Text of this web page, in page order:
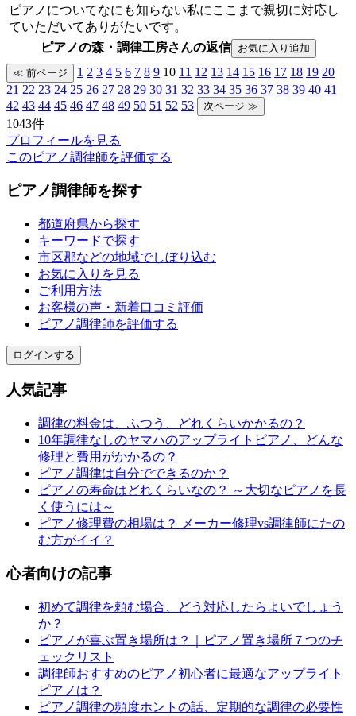
ピアノについてなにも知らない私にここまで親切に対応し
ていただいてありがたいです。
ピアノの森・調律工房さんの返信
1 2 3 4 5 6 7 8 9 10 11 12 13 14 15 16 17 18 19 20
21 22 23 24 25 26 27 28 29 30 31 32 33 34 35 36 37 38 39 40 41
42 43 44 45 46 47 48 49 50 51 52 53
1043件
プロフィールを見る
このピアノ調律師を評価する
ピアノ調律師を探す
都道府県から探す
キーワードで探す
市区郡などの地域でしぼり込む
お気に入りを見る
ご利用方法
お客様の声・新着口コミ評価
ピアノ調律師を評価する
ログインする
人気記事
調律の料金は、ふつう、どれくらいかかるの？
10年調律なしのヤマハのアップライトピアノ、どんな
修理と費用がかかるの？
ピアノ調律は自分でできるのか？
ピアノの寿命はどれくらいなの？ ～大切なピアノを長
く使うには～
ピアノ修理費の相場は？ メーカー修理vs調律師にたの
む方がイイ？
心者向けの記事
初めて調律を頼む場合、どう対応したらよいでしょう
か？
ピアノが喜ぶ置き場所は？｜ピアノ置き場所７つのチ
ェックリスト
調律師おすすめのピアノ初心者に最適なアップライト
ピアノは？
ピアノ調律の頻度ホントの話、定期的な調律の必要性